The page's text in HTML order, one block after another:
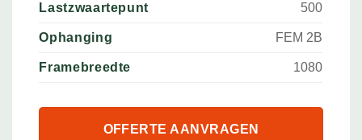
Lastzwaartepunt 500
Ophanging FEM 2B
Framebreedte 1080
OFFERTE AANVRAGEN